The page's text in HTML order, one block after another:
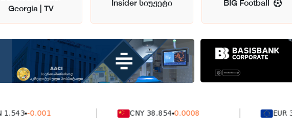
Georgia | TV
Insider სიუჟეტი BIG Football
-0.001 CNY 38.854 0.0008 EUR 3.026